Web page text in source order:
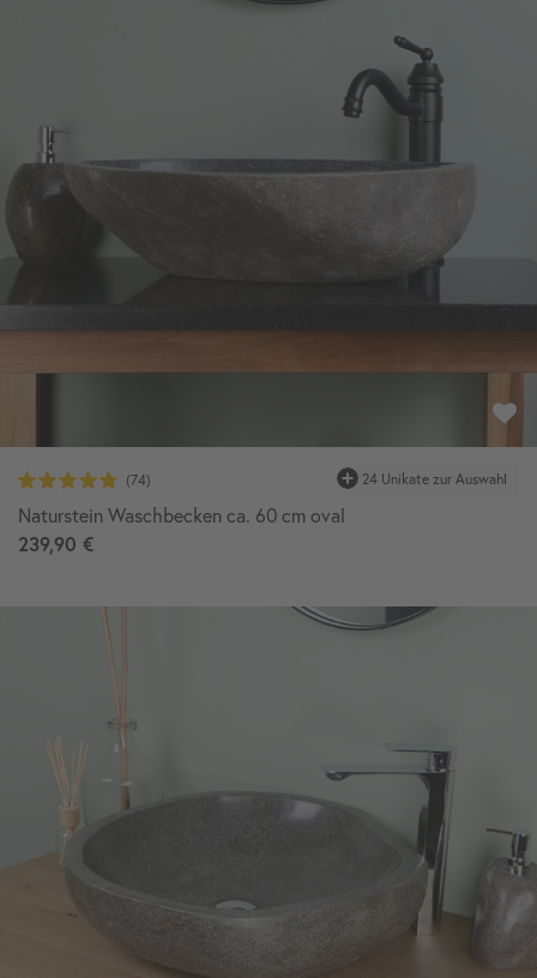
24 Unikate zur Auswahl
Naturstein Waschbecken ca. 60 cm oval
239,90 €